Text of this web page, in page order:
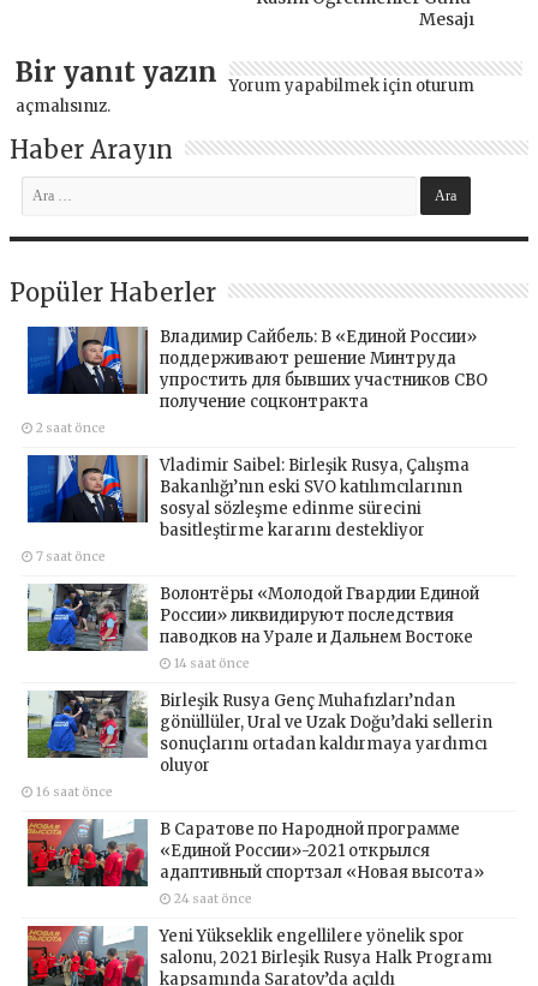
Mesajı
Bir yanıt yazın Yorum yapabilmek için oturum
açmalısınız.
Haber Arayın
Popüler Haberler
Владимир Сайбель: В «Единой России»
поддерживают решение Минтруда
упростить для бывших участников СВО
получение соцконтракта
2 saat önce
Vladimir Saibel: Birleşik Rusya, Çalışma
Bakanlığı’nın eski SVO katılımcılarının
sosyal sözleşme edinme sürecini
basitleştirme kararını destekliyor
7 saat önce
Волонтёры «Молодой Гвардии Единой
России» ликвидируют последствия
паводков на Урале и Дальнем Востоке
14 saat önce
Birleşik Rusya Genç Muhafızları’ndan
gönüllüler, Ural ve Uzak Doğu’daki sellerin
sonuçlarını ortadan kaldırmaya yardımcı
oluyor
16 saat önce
В Саратове по Народной программе
«Единой России»-2021 открылся
адаптивный спортзал «Новая высота»
24 saat önce
Yeni Yükseklik engellilere yönelik spor
salonu, 2021 Birleşik Rusya Halk Programı
kapsamında Saratov’da açıldı